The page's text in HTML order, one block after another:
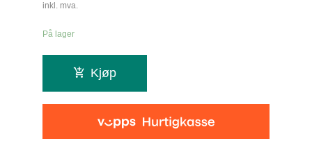
inkl. mva.
På lager
Kjøp